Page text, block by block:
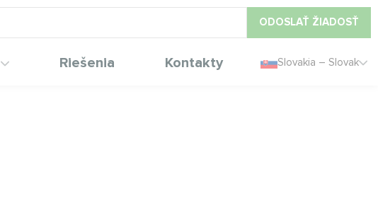
ODOSLAŤ ŽIADOSŤ
Riešenia Kontakty Slovakia – Slovak